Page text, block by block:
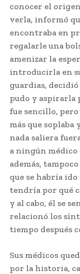
conocer el
verla, informó
encontraba en
regalarle una
amenizar la
introducirla en
guardias,
pudo y aspirarla
fue sencillo,
más que soplaba
nada saliera
a ningún médico
además,
que se habría
tendría por qué
y al cabo, él se
relacionó los
tiempo después
Sus médicos
por la historia,